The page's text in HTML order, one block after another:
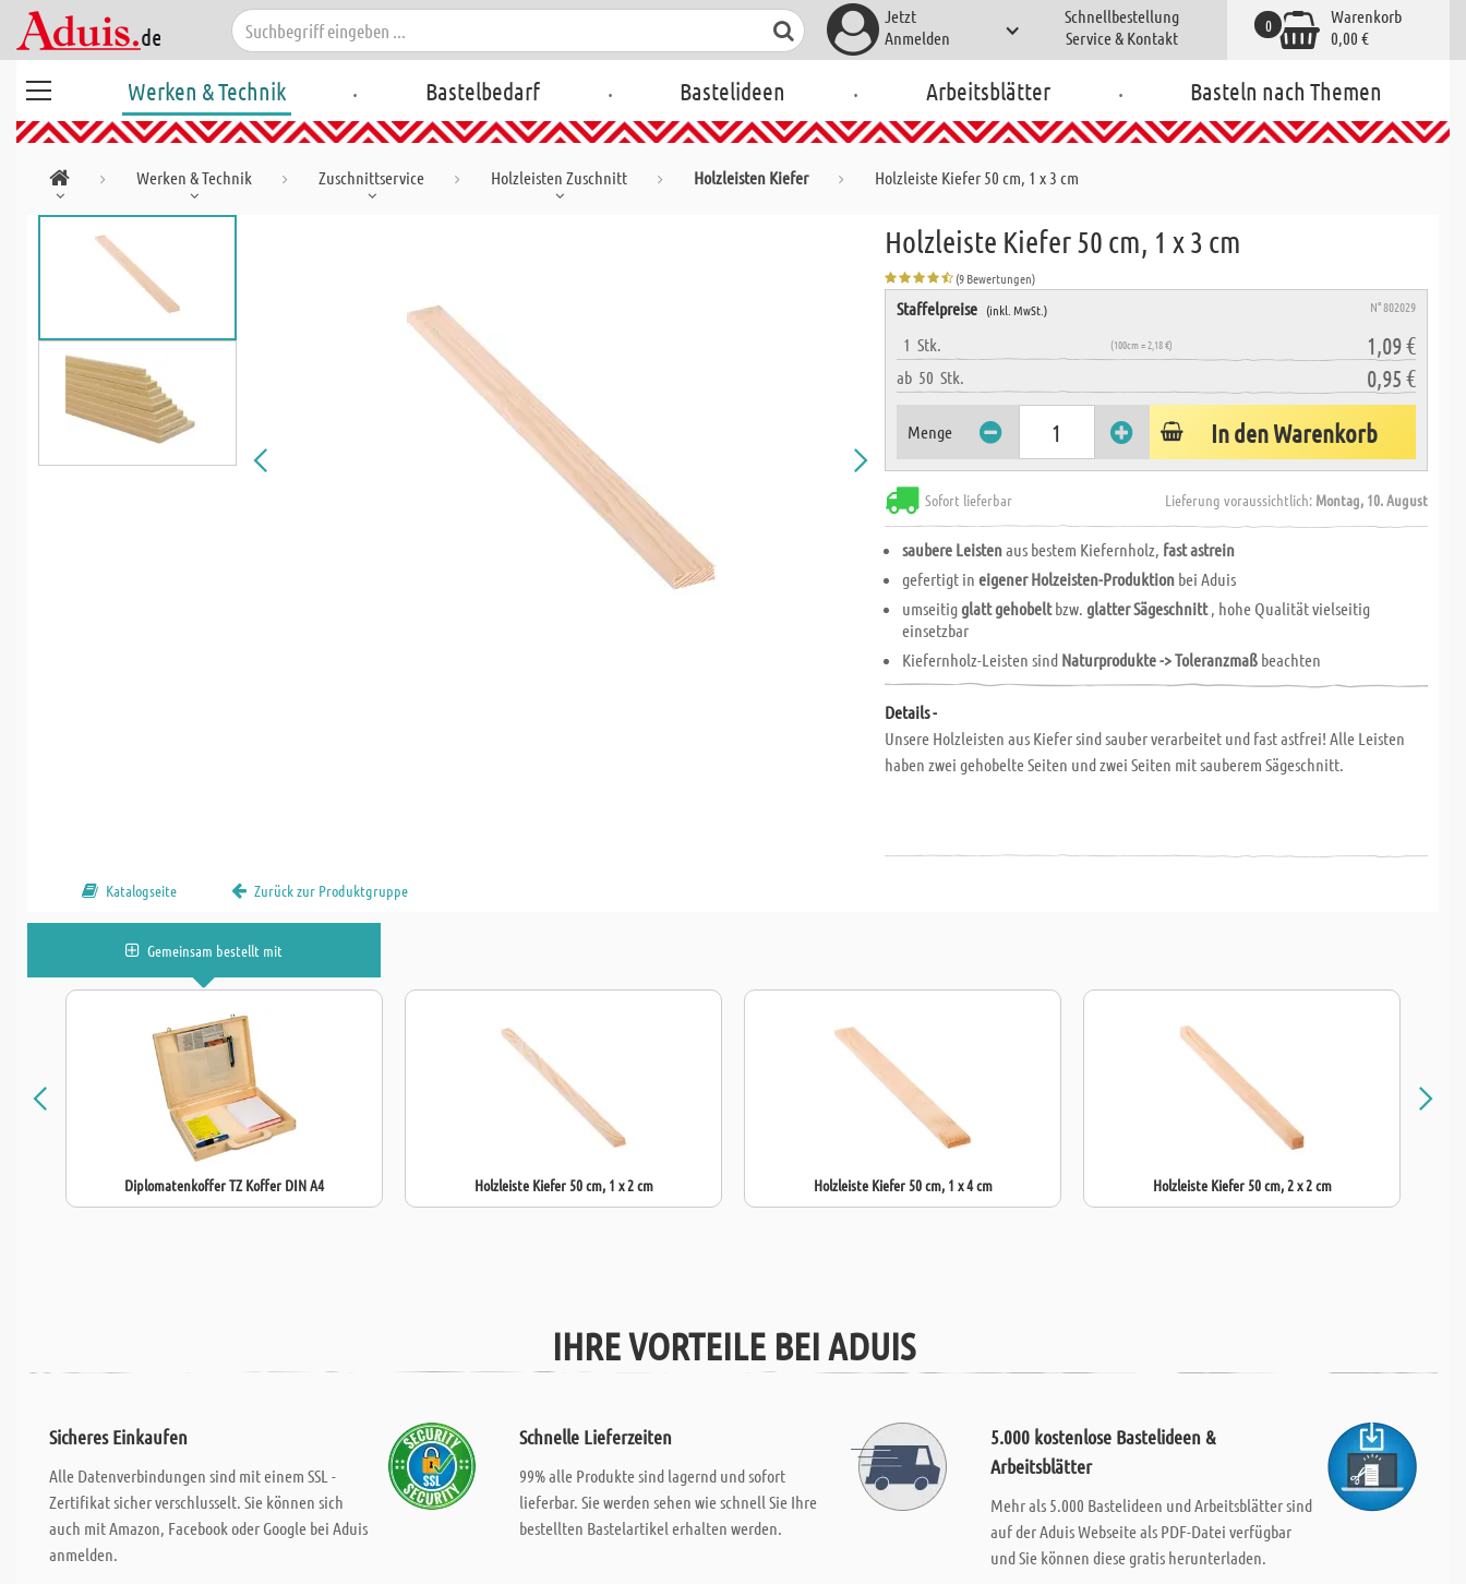
Jetzt
Anmelden
Schnellbestellung
Service & Kontakt
Warenkorb
0,00 €
0
Werken & Technik . Bastelbedarf . Bastelideen . Arbeitsblätter . Basteln nach Themen
Werken & Technik Zuschnittservice Holzleisten Zuschnitt Holzleisten Kiefer Holzleiste Kiefer 50 cm, 1 x 3 cm
Holzleiste Kiefer 50 cm, 1 x 3 cm
(9 Bewertungen)
Staffelpreise (inkl. MwSt.) N° 802029
1Stk. (100cm = 2,18 €) 1,09 €
ab 50Stk. 0,95 €
Menge In den Warenkorb
Sofort lieferbar Lieferung voraussichtlich: Montag, 10. August
saubere Leistenaus bestem Kiefernholz, fast astrein
gefertigt ineigener Holzeisten-Produktion bei Aduis
umseitigglatt gehobeltbzw.glatter Sägeschnitt, hohe Qualität vielseitig
einsetzbar
Kiefernholz-Leisten sind Naturprodukte -> Toleranzmaß beachten
Details -
Unsere Holzleisten aus Kiefer sind sauber verarbeitet und fast astfrei! Alle Leisten
haben zwei gehobelte Seiten und zwei Seiten mit sauberem Sägeschnitt.
Katalogseite Zurück zur Produktgruppe
Gemeinsam bestellt mit
Diplomatenkoffer TZ Koffer DIN A4 Holzleiste Kiefer 50 cm, 1 x 2 cm Holzleiste Kiefer 50 cm, 1 x 4 cm Holzleiste Kiefer 50 cm, 2 x 2 cm
IHRE VORTEILE BEI ADUIS
Sicheres Einkaufen
Alle Datenverbindungen sind mit einem SSL -
Zertifikat sicher verschlusselt. Sie können sich
auch mit Amazon, Facebook oder Google bei Aduis
anmelden.
Schnelle Lieferzeiten
99% alle Produkte sind lagernd und sofort
lieferbar. Sie werden sehen wie schnell Sie Ihre
bestellten Bastelartikel erhalten werden.
5.000 kostenlose Bastelideen &
Arbeitsblätter
Mehr als 5.000 Bastelideen und Arbeitsblätter sind
auf der Aduis Webseite als PDF-Datei verfügbar
und Sie können diese gratis herunterladen.